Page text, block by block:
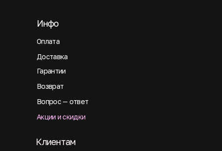
Оплата
Инфо
Доставка
Гарантии
Возврат
Вопрос — ответ
Акции и скидки
Клиентам